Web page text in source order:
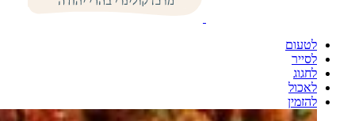
לטעום
לסייר
לחגוג
לאכול
להזמין